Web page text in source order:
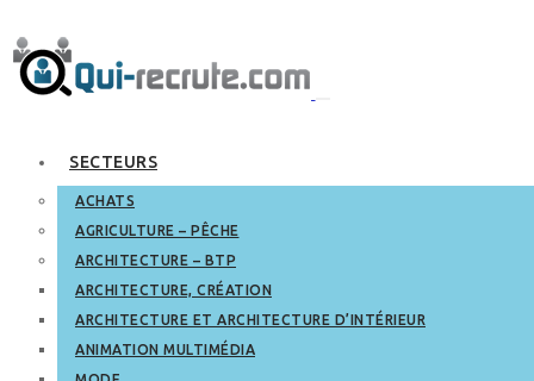
SECTEURS
ACHATS
AGRICULTURE – PÊCHE
ARCHITECTURE – BTP
ARCHITECTURE, CRÉATION
ARCHITECTURE ET ARCHITECTURE D’INTÉRIEUR
ANIMATION MULTIMÉDIA